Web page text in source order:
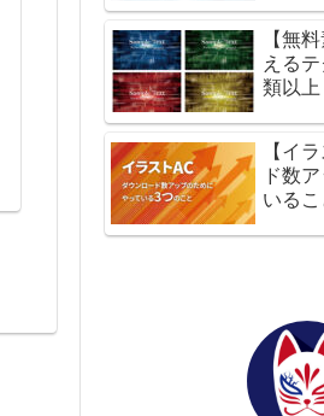
【無
える
類以上
【イ
ド数
いる